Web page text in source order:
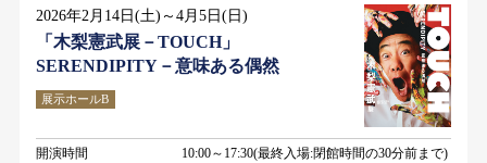
2026年2月14日(土)～4月5日(日)
「木梨憲武展－TOUCH」
SERENDIPITY－意味ある偶然
展示ホールB
開演時間
10:00～17:30(最終入場:閉館時間の30分前まで)